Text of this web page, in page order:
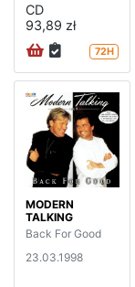
CD
93,89 zł
72H
MODERN
TALKING
Back For Good
23.03.1998